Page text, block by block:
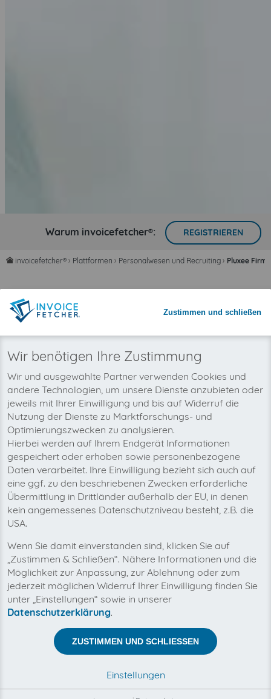
Warum invoicefetcher®: REGISTRIEREN
home invoicefetcher® › Plattformen › Personalwesen und Recruiting › Pluxee
Zeit sparen mit automatisiertem
Rechnungsimport
Mit invoicefetcher® können Sie alle Ihre Pluxee
Rechnungen an einem Ort verwalten. Unsere
Cloud-Software spart Ihnen Zeit, Geld und
Nerven.
Zwischen invoicefetcher® und Pluxee
Firmenkundenportal (Benefits Card) besteht keine
Der Abruf Ihrer Pluxee Firmenkundenportal (Benefits
ausschließlich in Ihrem Kundenauftrag, durch unsere
Automatismen, Konnektoren und Schnittstellen.
Zustimmen und schließen
Wir benötigen Ihre Zustimmung
Wir und ausgewählte Partner verwenden Cookies und
andere Technologien, um unsere Dienste anzubieten oder
jeweils mit Ihrer Einwilligung und bis auf Widerruf die
Nutzung der Dienste zu Marktforschungs- und
Optimierungszwecken zu analysieren.
Hierbei werden auf Ihrem Endgerät Informationen
gespeichert oder erhoben sowie personenbezogene
Daten verarbeitet. Ihre Einwilligung bezieht sich auch auf
eine ggf. zu den beschriebenen Zwecken erforderliche
Übermittlung in Drittländer außerhalb der EU, in denen
kein angemessenes Datenschutzniveau besteht, z.B. die
USA.
Wenn Sie damit einverstanden sind, klicken Sie auf
„Zustimmen & Schließen“. Nähere Informationen und die
Möglichkeit zur Anpassung, zur Ablehnung oder zum
jederzeit möglichen Widerruf Ihrer Einwilligung finden Sie
unter „Einstellungen“ sowie in unserer
Datenschutzerklärung.
ZUSTIMMEN UND SCHLIESSEN
Einstellungen